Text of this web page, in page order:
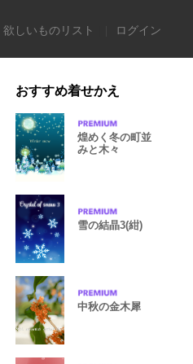
欲しいものリスト ログイン
おすすめ着せかえ
煌めく冬の町並
みと木々
雪の結晶3(紺)
中秋の金木犀